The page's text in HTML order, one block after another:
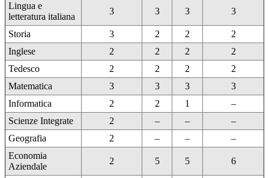
Lingua e
letteratura italiana
3 3 3 3
Storia 3 2 2
2
Inglese
2 2 2
2
Tedesco
2 2 2
2
Matematica
3 3 3
3
Informatica
2 2 1
–
Scienze Integrate
2 – –
–
Geografia
2 – –
–
Economia
Aziendale
2 5 5 6